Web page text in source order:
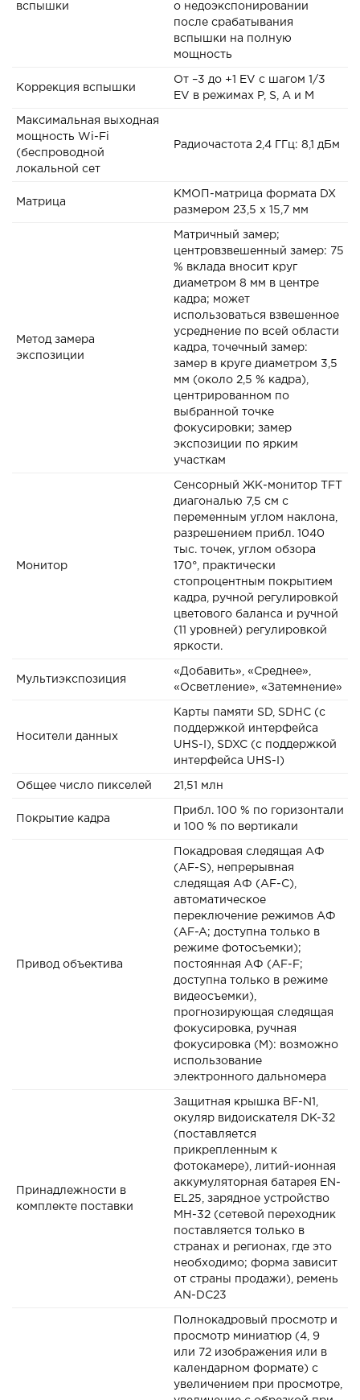
вспышки
о недоэкспонировании
после срабатывания
вспышки на полную
мощность
Коррекция вспышки
От –3 до +1 EV с шагом 1/3
EV в режимах P, S, A и M
Максимальная выходная
мощность Wi-Fi
(беспроводной
локальной сет
Радиочастота 2,4 ГГц: 8,1 дБм
Матрица
КМОП-матрица формата DX
размером 23,5 x 15,7 мм
Метод замера
экспозиции
Матричный замер;
центровзвешенный замер: 75
% вклада вносит круг
диаметром 8 мм в центре
кадра; может
использоваться взвешенное
усреднение по всей области
кадра, точечный замер:
замер в круге диаметром 3,5
мм (около 2,5 % кадра),
центрированном по
выбранной точке
фокусировки; замер
экспозиции по ярким
участкам
Монитор
Сенсорный ЖК-монитор TFT
диагональю 7,5 см с
переменным углом наклона,
разрешением прибл. 1040
тыс. точек, углом обзора
170°, практически
стопроцентным покрытием
кадра, ручной регулировкой
цветового баланса и ручной
(11 уровней) регулировкой
яркости.
Мультиэкспозиция
«Добавить», «Среднее»,
«Осветление», «Затемнение»
Носители данных
Карты памяти SD, SDHC (с
поддержкой интерфейса
UHS-I), SDXC (с поддержкой
интерфейса UHS-I)
Общее число пикселей 21,51 млн
Покрытие кадра
Прибл. 100 % по горизонтали
и 100 % по вертикали
Привод объектива
Покадровая следящая АФ
(AF-S), непрерывная
следящая АФ (AF-C),
автоматическое
переключение режимов АФ
(AF-A; доступна только в
режиме фотосъемки);
постоянная АФ (AF-F;
доступна только в режиме
видеосъемки),
прогнозирующая следящая
фокусировка, ручная
фокусировка (M): возможно
использование
электронного дальномера
Принадлежности в
комплекте поставки
Защитная крышка BF-N1,
окуляр видоискателя DK-32
(поставляется
прикрепленным к
фотокамере), литий-ионная
аккумуляторная батарея EN-
EL25, зарядное устройство
MH-32 (сетевой переходник
поставляется только в
странах и регионах, где это
необходимо; форма зависит
от страны продажи), ремень
AN-DC23
Полнокадровый просмотр и
просмотр миниатюр (4, 9
или 72 изображения или в
календарном формате) с
увеличением при просмотре,